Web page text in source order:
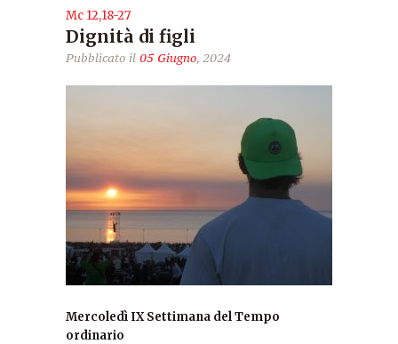
Mc 12,18-27
Dignità di figli
Pubblicato il 05 Giugno, 2024
Mercoledì IX Settimana del Tempo
ordinario